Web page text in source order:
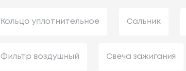
Кольцо уплотнительное Сальник
Фильтр воздушный Свеча зажигания